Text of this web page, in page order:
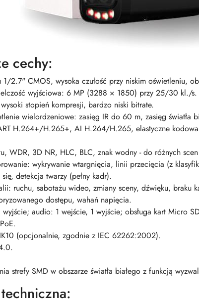
cechy:
1/2.7" CMOS, wysoka czułość przy niskim oświetleniu,
wyjściowa: 6 MP (3288 × 1850) przy 25/30 kl./s.
stopień kompresji, bardzo niski bitrate.
wielordzeniowe: zasięg IR do 60 m, zasięg światła
H.264+/H.265+, AI H.264/H.265, elastyczne
WDR, 3D NR, HLC, BLC, znak wodny - do różnych
wykrywanie wtargnięcia, linii przecięcia (z
detekcja twarzy (pełny kadr).
ruchu, sabotażu wideo, zmiany sceny, dźwięku, braku
dostępu, wahań napięcia.
audio: 1 wejście, 1 wyjście; obsługa kart Micro
(opcjonalnie, zgodnie z IEC 62262:2002).
strefy SMD w obszarze światła białego z funkcją